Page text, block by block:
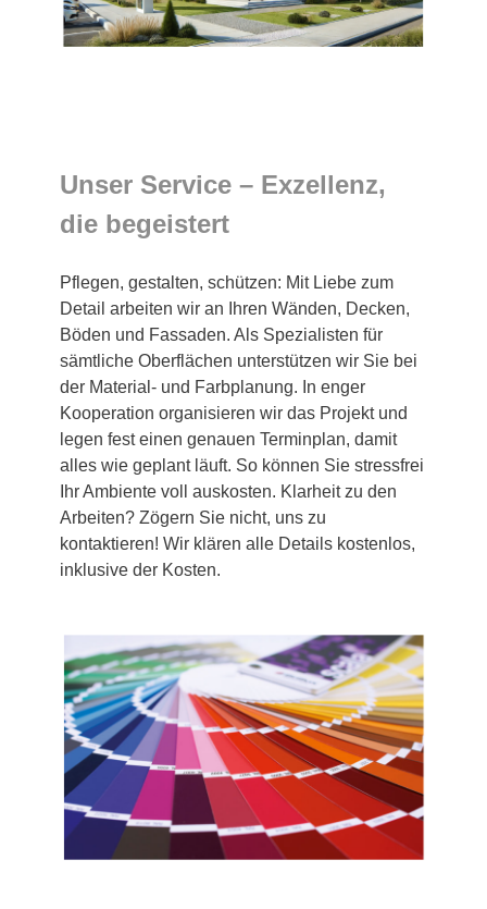
Unser Service – Exzellenz,
die begeistert
Pflegen, gestalten, schützen: Mit Liebe zum
Detail arbeiten wir an Ihren Wänden, Decken,
Böden und Fassaden. Als Spezialisten für
sämtliche Oberflächen unterstützen wir Sie bei
der Material- und Farbplanung. In enger
Kooperation organisieren wir das Projekt und
legen fest einen genauen Terminplan, damit
alles wie geplant läuft. So können Sie stressfrei
Ihr Ambiente voll auskosten. Klarheit zu den
Arbeiten? Zögern Sie nicht, uns zu
kontaktieren! Wir klären alle Details kostenlos,
inklusive der Kosten.